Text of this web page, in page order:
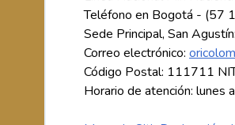
Teléfono en Bogotá -
Sede Principal, San
Correo electrónico:
Código Postal: 111711
Horario de atención: lunes